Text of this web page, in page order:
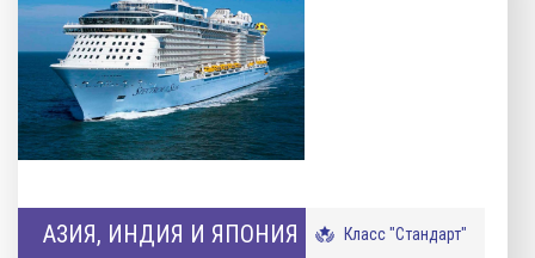
АЗИЯ, ИНДИЯ И ЯПОНИЯ Класс "Стандарт"